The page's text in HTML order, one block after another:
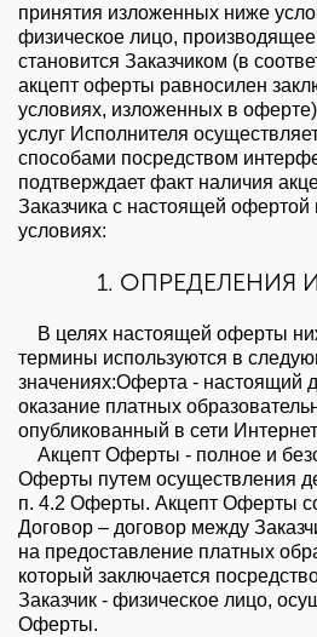
принятия изложенных ниже
физическое лицо,
становится Заказчиком (в
акцепт оферты равносилен
условиях, изложенных в
услуг Исполнителя
способами посредством
подтверждает факт наличия
Заказчика с настоящей
условиях:
1. ОПРЕДЕЛЕНИЯ
В целях настоящей оферты
термины используются в
значениях:Оферта - настоящий
оказание платных
опубликованный в сети
Акцепт Оферты - полное и
Оферты путем осуществления
п. 4.2 Оферты. Акцепт Оферты
Договор – договор между
на предоставление платных
который заключается
Заказчик - физическое лицо,
Оферты.